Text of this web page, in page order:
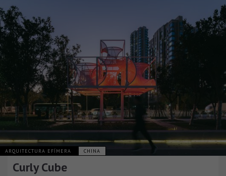
ARQUITECTURA EFÍMERA CHINA
Curly Cube